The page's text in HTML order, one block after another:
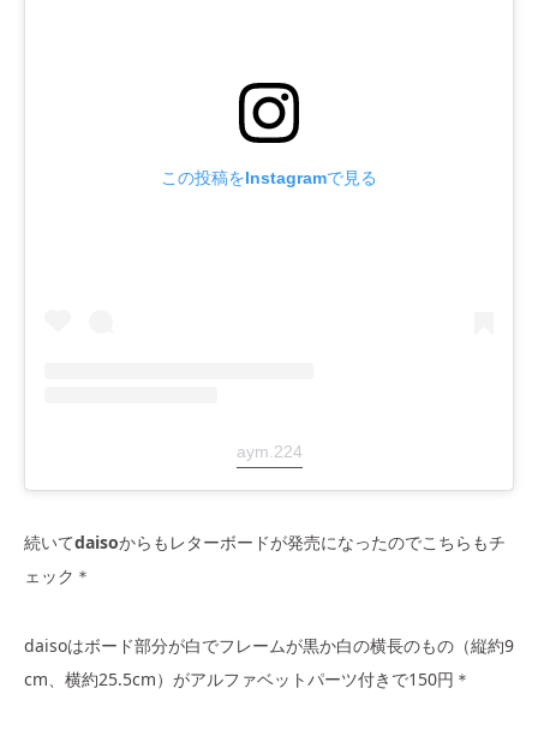
この投稿をInstagramで見る
aym.224
続いてdaisoからもレターボードが発売になったのでこちらもチ
ェック＊
daisoはボード部分が白でフレームが黒か白の横長のもの（縦約9
cm、横約25.5cm）がアルファベットパーツ付きで150円＊